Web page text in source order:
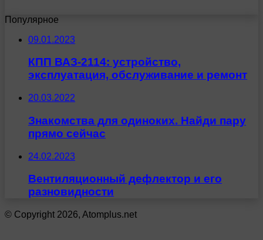
Популярное
09.01.2023
КПП ВАЗ-2114: устройство,
эксплуатация, обслуживание и ремонт
20.03.2022
Знакомства для одиноких. Найди пару
прямо сейчас
24.02.2023
Вентиляционный дефлектор и его
разновидности
© Copyright 2026, Atomplus.net